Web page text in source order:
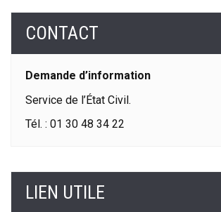
CONTACT
Demande d’information
Service de l’État Civil.
Tél. : 01 30 48 34 22
LIEN UTILE